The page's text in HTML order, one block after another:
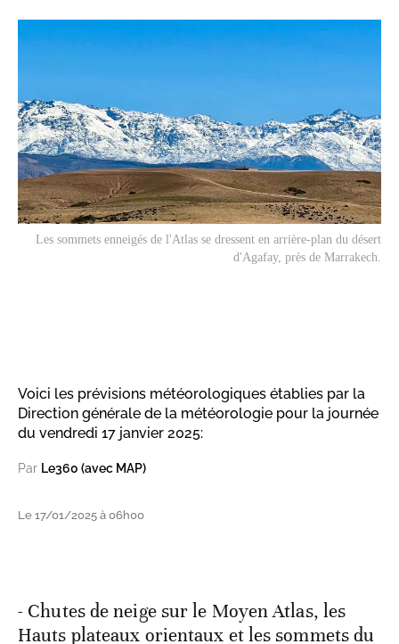
Les sommets enneigés de l'Atlas se dressent en arrière-plan du désert
d'Agafay, près de Marrakech.
Voici les prévisions météorologiques établies par la
Direction générale de la météorologie pour la journée
du vendredi 17 janvier 2025:
Par Le360 (avec MAP)
Le 17/01/2025 à 06h00
- Chutes de neige sur le Moyen Atlas, les
Hauts plateaux orientaux et les sommets du